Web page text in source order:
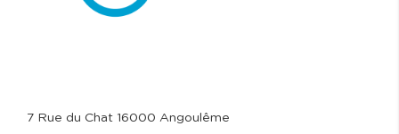
7 Rue du Chat 16000 Angoulême